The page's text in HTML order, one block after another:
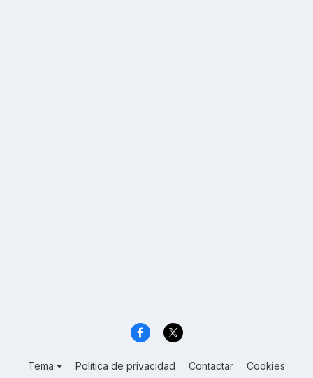
Tema Política de privacidad Contactar Cookies